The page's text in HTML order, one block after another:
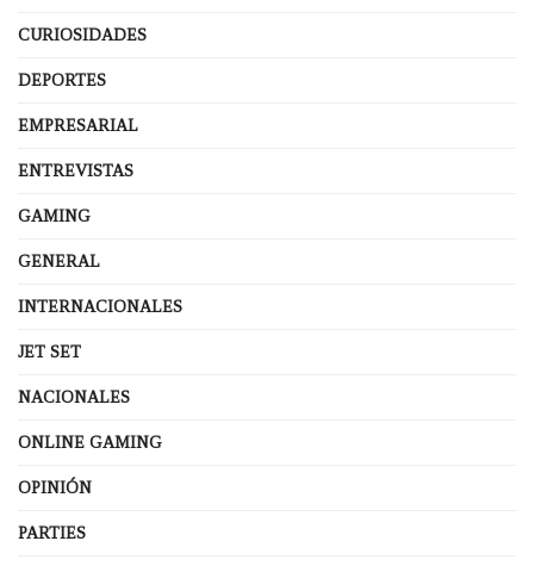
CURIOSIDADES
DEPORTES
EMPRESARIAL
ENTREVISTAS
GAMING
GENERAL
INTERNACIONALES
JET SET
NACIONALES
ONLINE GAMING
OPINIÓN
PARTIES